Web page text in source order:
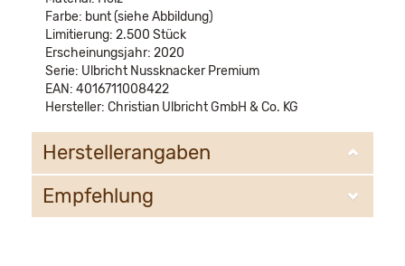
Farbe: bunt (siehe Abbildung)
Limitierung: 2.500 Stück
Erscheinungsjahr: 2020
Serie: Ulbricht Nussknacker Premium
EAN: 4016711008422
Hersteller: Christian Ulbricht GmbH & Co. KG
Herstellerangaben
Christian Ulbricht GmbH & Co. KG
Empfehlung